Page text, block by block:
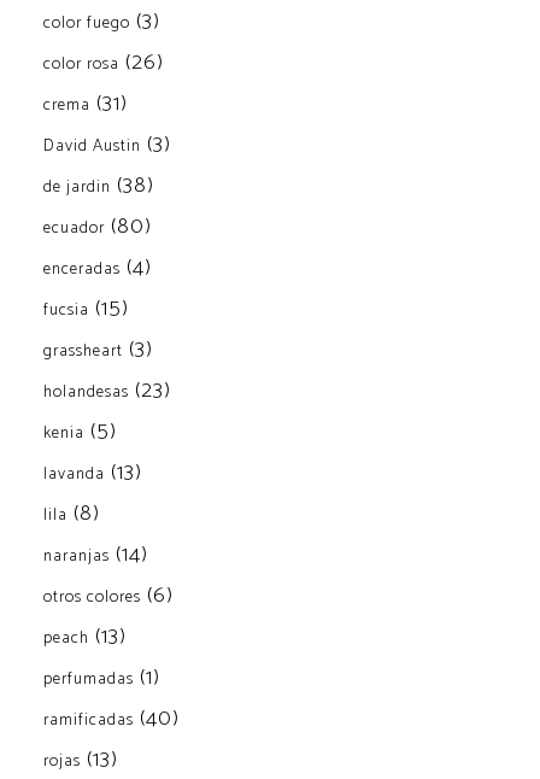
color fuego (3)
color rosa (26)
crema (31)
David Austin (3)
de jardin (38)
ecuador (80)
enceradas (4)
fucsia (15)
grassheart (3)
holandesas (23)
kenia (5)
lavanda (13)
lila (8)
naranjas (14)
otros colores (6)
peach (13)
perfumadas (1)
ramificadas (40)
rojas (13)